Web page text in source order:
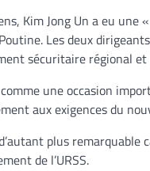
Kim Jong Un a eu
Les deux
sécuritaire régional
une occasion
aux exigences du
plus
de l’URSS.